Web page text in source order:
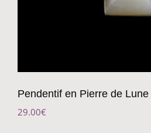
Pendentif en Pierre de
29.00€